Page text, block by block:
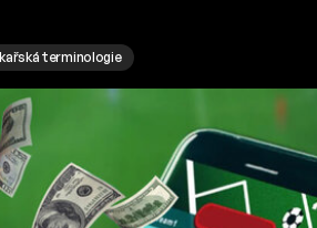
terminologie